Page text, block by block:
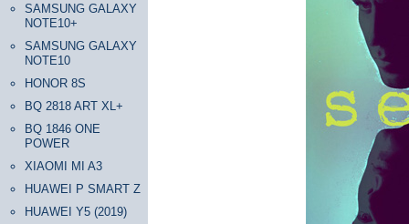
SAMSUNG GALAXY
NOTE10+
SAMSUNG GALAXY
NOTE10
HONOR 8S
BQ 2818 ART XL+
BQ 1846 ONE
POWER
XIAOMI MI A3
HUAWEI P SMART Z
HUAWEI Y5 (2019)